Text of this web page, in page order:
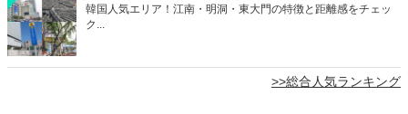
韓国人気エリア！江南・明洞・東大門の特徴と距離感をチェッ
ク...
>>総合人気ランキング